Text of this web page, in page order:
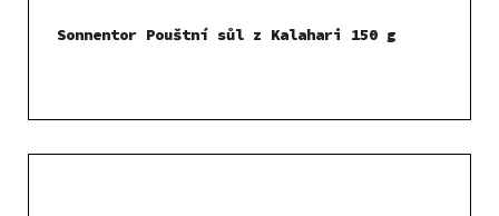
Sonnentor Pouštní sůl z Kalahari 150 g